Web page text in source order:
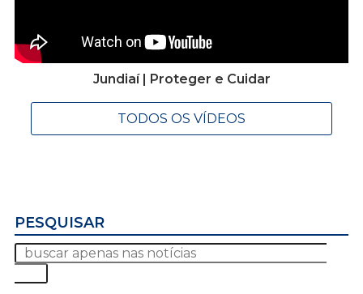
Jundiaí | Proteger e Cuidar
TODOS OS VÍDEOS
PESQUISAR